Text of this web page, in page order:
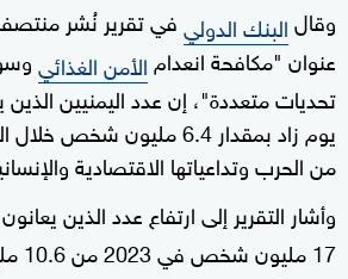
وقالالبنك الدوليفي تقرير نُشر
عنوان "مكافحة انعدام الأمن الغذائي
تحديات متعددة"، إن عدد اليمنيين
يوم زاد بمقدار 6.4 مليون
من الحرب وتداعياتها الاقتصادية
وأشار التقرير إلى ارتفاع عدد الذين
17 مليون شخص في 2023 من 10.6 مليون في عام 2014.